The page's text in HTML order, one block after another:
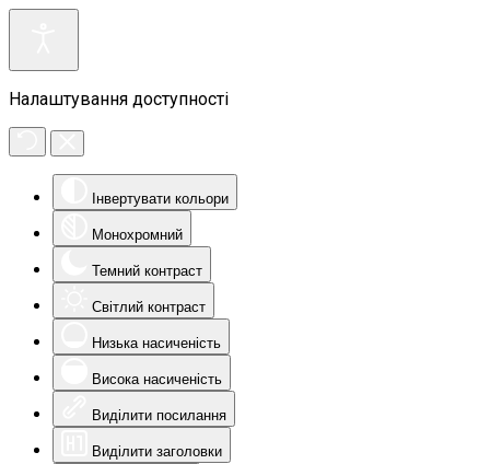
Налаштування доступності
Інвертувати кольори
Монохромний
Темний контраст
Світлий контраст
Низька насиченість
Висока насиченість
Виділити посилання
Виділити заголовки